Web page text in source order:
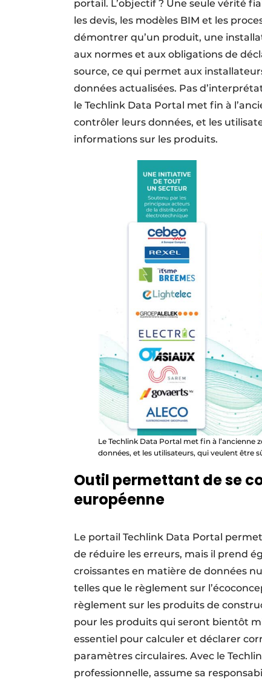
portail. L’objectif ? Une seule vérité
les devis, les modèles BIM et les
démontrer qu’un produit, une
aux normes et aux obligations de
source, ce qui permet aux
données actualisées. Pas
le Techlink Data Portal met fin à
contrôler leurs données, et les
informations sur les produits.
Le Techlink Data Portal met fin à
données, et les utilisateurs, qui veulent être
Outil permettant de se
européenne
Le portail Techlink Data Portal
de réduire les erreurs, mais il prend
croissantes en matière de données
telles que le règlement sur
règlement sur les produits de
pour les produits qui seront bientôt
essentiel pour calculer et déclarer
paramètres circulaires. Avec le
professionnelle, assume sa